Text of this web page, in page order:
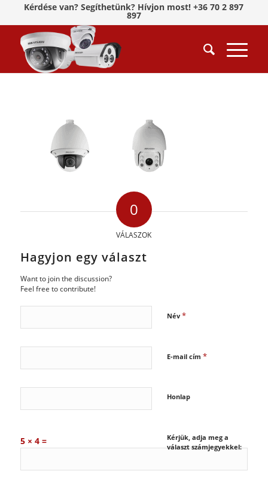
Kérdése van? Segíthetünk? Hívjon most! +36 70 2 897
897
0
VÁLASZOK
Hagyjon egy választ
Want to join the discussion?
Feel free to contribute!
Név *
E-mail cím *
Honlap
Kérjük, adja meg a
választ számjegyekkel:
5 × 4 =